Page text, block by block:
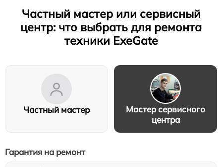
Частный мастер или сервисный
центр: что выбрать для ремонта
техники ExeGate
Частный мастер
Мастер сервисного
центра
Гарантия на ремонт